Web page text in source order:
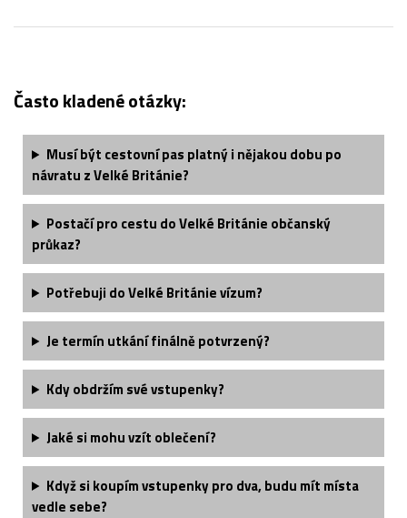
Často kladené otázky:
Musí být cestovní pas platný i nějakou dobu po
návratu z Velké Británie?
Postačí pro cestu do Velké Británie občanský
průkaz?
Potřebuji do Velké Británie vízum?
Je termín utkání finálně potvrzený?
Kdy obdržím své vstupenky?
Jaké si mohu vzít oblečení?
Když si koupím vstupenky pro dva, budu mít místa
vedle sebe?